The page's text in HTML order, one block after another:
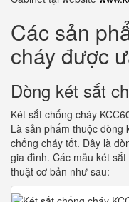
Các sản
cháy được
Dòng két sắt
Két sắt chống cháy
Là sản phẩm thuộc dòng
chống cháy tốt. Đây là
gia đình. Các mẫu két
thuật cơ bản như sau: